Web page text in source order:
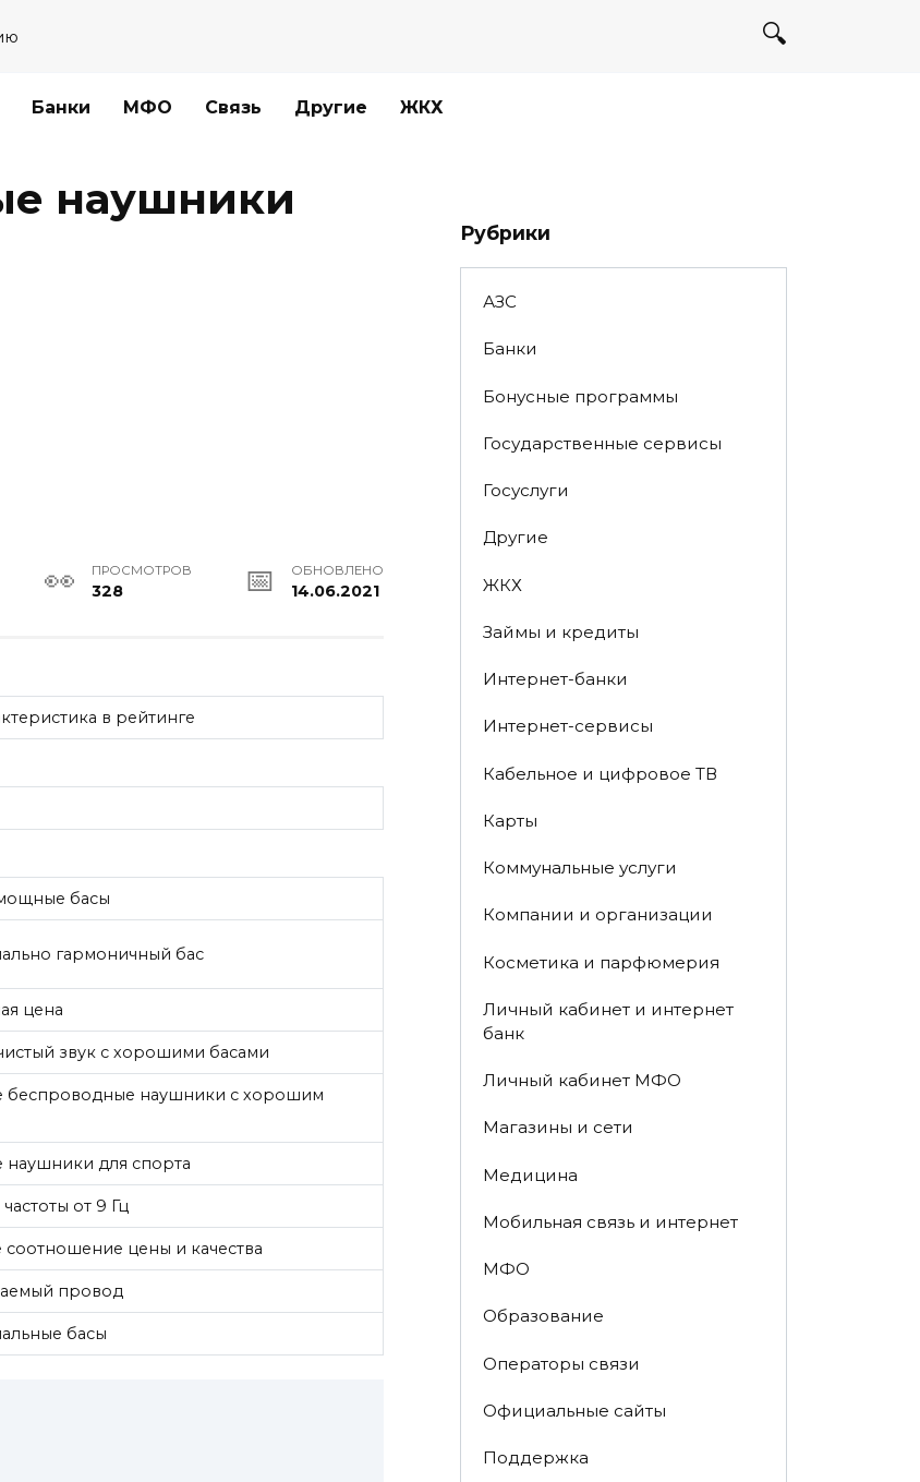
Банки МФО Связь Другие ЖКХ
наушники
ПРОСМОТРОВ
328
ОБНОВЛЕНО
14.06.2021
в рейтинге
басы
гармоничный бас
цена
звук с хорошими басами
беспроводные наушники с хорошим
для спорта
от 9 Гц
цены и качества
провод
басы
Рубрики
АЗС
Банки
Бонусные программы
Государственные сервисы
Госуслуги
Другие
ЖКХ
Займы и кредиты
Интернет-банки
Интернет-сервисы
Кабельное и цифровое ТВ
Карты
Коммунальные услуги
Компании и организации
Косметика и парфюмерия
Личный кабинет и интернет
банк
Личный кабинет МФО
Магазины и сети
Медицина
Мобильная связь и интернет
МФО
Образование
Операторы связи
Официальные сайты
Поддержка